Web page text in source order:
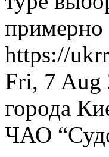
примерно
https://
Fri, 7 Aug
города
ЧАО